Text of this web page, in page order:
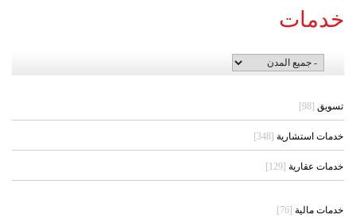
خدمات
تسويق [98]
خدمات استشارية [348]
خدمات عقارية [129]
خدمات مالية [76]